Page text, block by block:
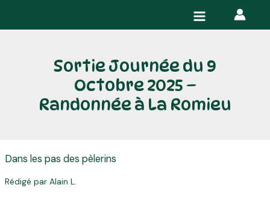
Main
Menu
Sortie Journée du 9
Octobre 2025 –
Randonnée à La Romieu
Dans les pas des pèlerins
Rédigé par Alain L.